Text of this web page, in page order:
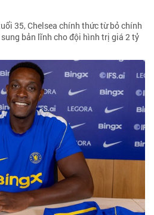
35, Chelsea chính thức từ bỏ chính
bản lĩnh cho đội hình trị giá 2 tỷ